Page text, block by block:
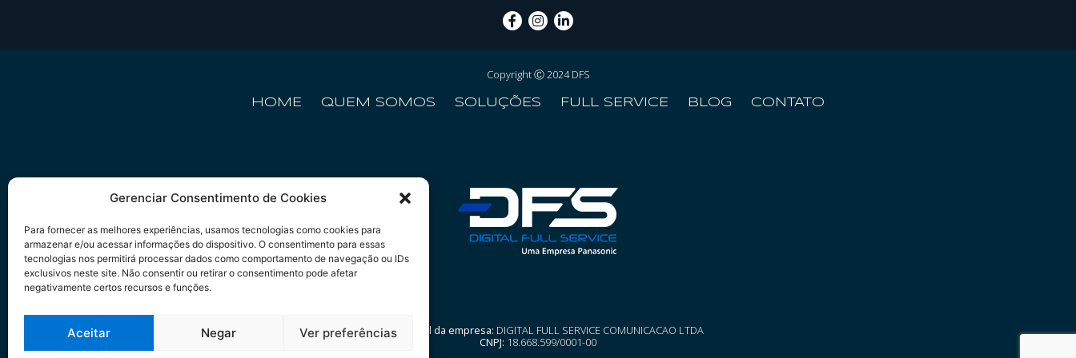
Gerenciar Consentimento de Cookies
Para fornecer as melhores experiências, usamos tecnologias como cookies para
armazenar e/ou acessar informações do dispositivo. O consentimento para essas
tecnologias nos permitirá processar dados como comportamento de navegação ou IDs
exclusivos neste site. Não consentir ou retirar o consentimento pode afetar
negativamente certos recursos e funções.
Aceitar Negar Ver preferências
Copyright Ⓒ 2024 DFS
HOME QUEM SOMOS SOLUÇÕES FULL SERVICE BLOG CONTATO
Razão social da empresa: DIGITAL FULL SERVICE COMUNICACAO LTDA
CNPJ: 18.668.599/0001-00